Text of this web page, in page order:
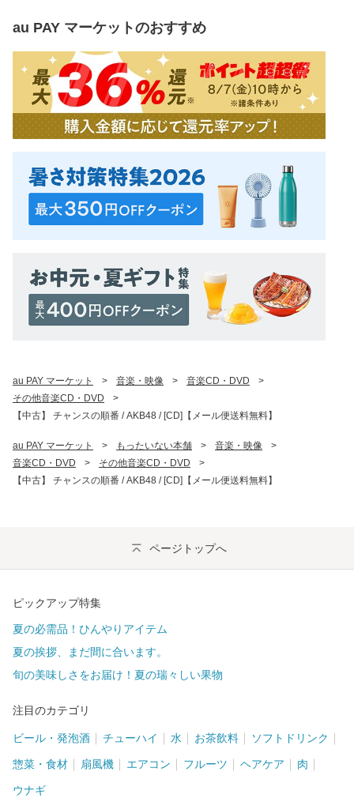
au PAY マーケットのおすすめ
au PAY マーケット > 音楽・映像 > 音楽CD・DVD
>
その他音楽CD・DVD
>
【中古】 チャンスの順番 / AKB48 / [CD]【メール便送料無料】
au PAY マーケット > もったいない本舗 > 音楽・映像
>
音楽CD・DVD
> その他音楽CD・DVD
>
【中古】 チャンスの順番 / AKB48 / [CD]【メール便送料無料】
ページトップへ
ピックアップ特集
夏の必需品！ひんやりアイテム
夏の挨拶、まだ間に合います。
旬の美味しさをお届け！夏の瑞々しい果物
注目のカテゴリ
ビール・発泡酒 チューハイ 水 お茶飲料 ソフトドリンク
惣菜・食材 扇風機 エアコン フルーツ ヘアケア 肉
ウナギ